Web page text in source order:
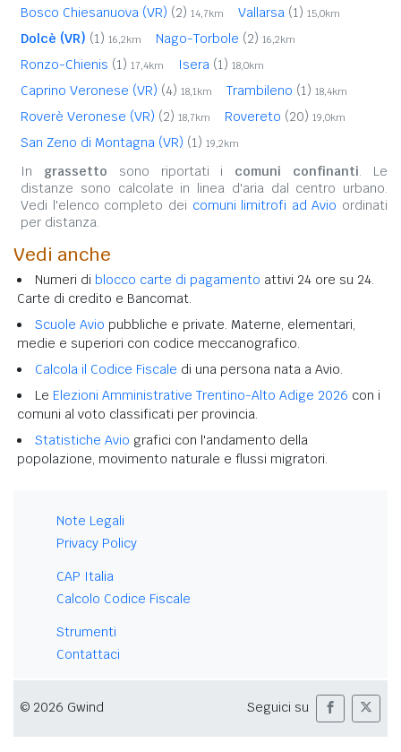
Bosco Chiesanuova (VR) (2) 14,7km Vallarsa (1) 15,0km
Dolcè (VR) (1) 16,2km Nago-Torbole (2) 16,2km
Ronzo-Chienis (1) 17,4km Isera (1) 18,0km
Caprino Veronese (VR) (4) 18,1km Trambileno (1) 18,4km
Roverè Veronese (VR) (2) 18,7km Rovereto (20) 19,0km
San Zeno di Montagna (VR) (1) 19,2km
In grassetto sono riportati i comuni confinanti. Le
distanze sono calcolate in linea d'aria dal centro urbano.
Vedi l'elenco completo dei comuni limitrofi ad Avio ordinati
per distanza.
Vedi anche
Numeri di blocco carte di pagamento attivi 24 ore su 24.
Carte di credito e Bancomat.
Scuole Avio pubbliche e private. Materne, elementari,
medie e superiori con codice meccanografico.
Calcola il Codice Fiscale di una persona nata a Avio.
Le Elezioni Amministrative Trentino-Alto Adige 2026 con i
comuni al voto classificati per provincia.
Statistiche Avio grafici con l'andamento della
popolazione, movimento naturale e flussi migratori.
Note Legali
Privacy Policy
CAP Italia
Calcolo Codice Fiscale
Strumenti
Contattaci
© 2026 Gwind Seguici su